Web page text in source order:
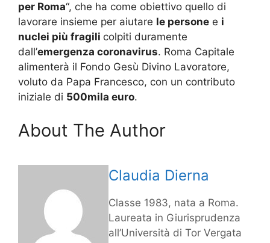
per Roma“, che ha come obiettivo quello di
lavorare insieme per aiutare le persone e i
nuclei più fragili colpiti duramente
dall’emergenza coronavirus. Roma Capitale
alimenterà il Fondo Gesù Divino Lavoratore,
voluto da Papa Francesco, con un contributo
iniziale di 500mila euro.
About The Author
Claudia Dierna
Classe 1983, nata a Roma.
Laureata in Giurisprudenza
all’Università di Tor Vergata